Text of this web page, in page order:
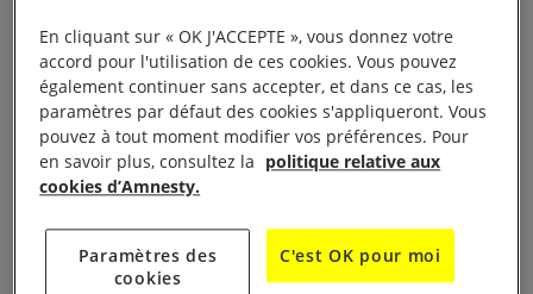
d’échanger avec la presse, d’utiliser les réseaux
sociaux et de participer à des rassemblements
sociaux, entre autres, jusqu’à la fin de sa peine.
Mthandeni Dube et Mduduzi Bacede Mabuza
avaient été condamnés en juillet 2024
titre de la Loi de 2008 relative à la répression du
terrorisme (STA). Ces anciens députés étaient des
En cliquant sur « OK J'ACCEPTE », vous donnez votre
accord pour l'utilisation de ces cookies. Vous pouvez
également continuer sans accepter, et dans ce cas, les
paramètres par défaut des cookies s'appliqueront. Vous
pouvez à tout moment modifier vos préférences. Pour
en savoir plus, consultez la politique relative aux
cookies d’Amnesty.
Paramètres des
cookies
C'est OK pour moi